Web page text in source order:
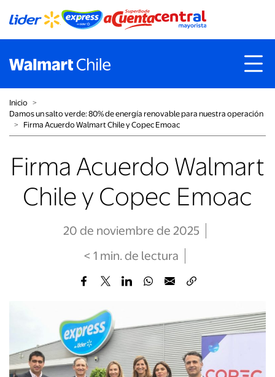
Inicio ˃
Damos un salto verde: 80% de energía renovable para nuestra operación
˃
Firma Acuerdo Walmart Chile y Copec Emoac
Firma Acuerdo Walmart
Chile y Copec Emoac
20 de noviembre de 2025
< 1 min. de lectura